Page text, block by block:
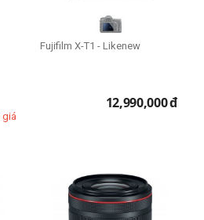
giá
Fujifilm X-T1 - Likenew
12,990,000đ